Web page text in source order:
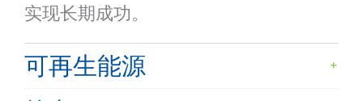
实现长期成功。
可再生能源